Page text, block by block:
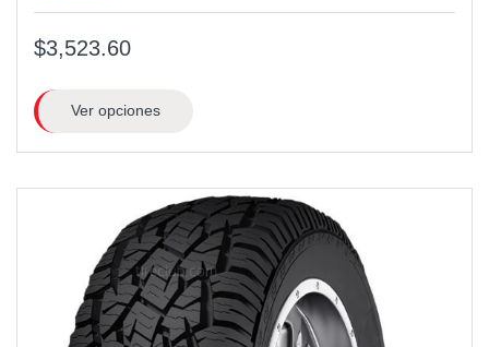
$3,523.60
Ver opciones